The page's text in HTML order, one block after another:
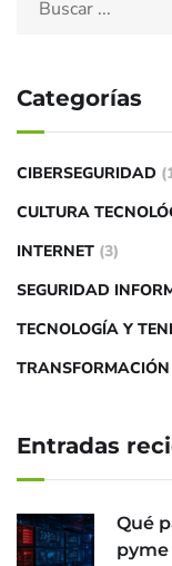
Categorías
CIBERSEGURIDAD
CULTURA
INTERNET (3)
SEGURIDAD
TECNOLOGÍA Y
Entradas
Qué